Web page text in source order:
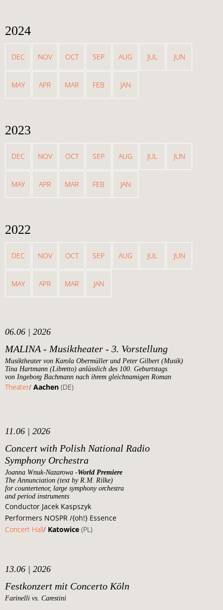
2024
DEC NOV OCT SEP AUG JUL JUN
MAY APR MAR FEB JAN
2023
DEC NOV OCT SEP AUG JUL JUN
MAY APR MAR FEB JAN
2022
DEC NOV OCT SEP AUG JUL JUN
MAY APR MAR JAN
06.06 | 2026
MALINA - Musiktheater - 3. Vorstellung
Musiktheater von Karola Obermüller und Peter Gilbert (Musik)
Tina Hartmann (Libretto) anlässlich des 100. Geburtstags
von Ingeborg Bachmann nach ihrem gleichnamigen Roman
Theater/ Aachen (DE)
11.06 | 2026
Concert with Polish National Radio
Symphony Orchestra
Joanna Wnuk-Nazarowa -World Premiere
The Annunciation (text by R.M. Rilke)
for countertenor, large symphony orchestra
and period instruments
Conductor Jacek Kaspszyk
Performers NOSPR /{oh!} Essence
Concert Hall/ Katowice (PL)
13.06 | 2026
Festkonzert mit Concerto Köln
Farinelli vs. Carestini